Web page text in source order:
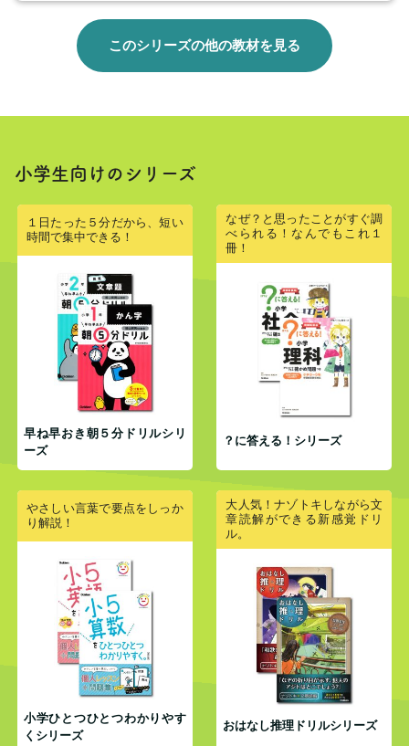
このシリーズの他の教材を見る
小学生向けのシリーズ
１日たった５分だから、短い
時間で集中できる！
早ね早おき朝５分ドリルシリ
ーズ
なぜ？と思ったことがすぐ調
べられる！なんでもこれ１
冊！
？に答える！シリーズ
やさしい言葉で要点をしっか
り解説！
小学ひとつひとつわかりやす
くシリーズ
大人気！ナゾトキしながら文
章読解ができる新感覚ドリ
ル。
おはなし推理ドリルシリーズ